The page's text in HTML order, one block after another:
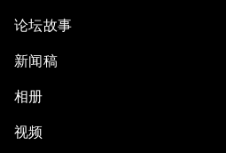
论坛故事
新闻稿
相册
视频